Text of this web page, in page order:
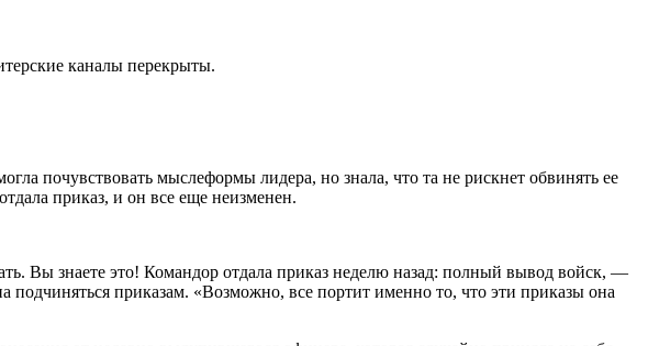
каналы перекрыты.
почувствовать мыслеформы лидера, но знала, что та не рискнет обвинять ее
приказ, и он все еще неизменен.
Вы знаете это! Командор отдала приказ неделю назад: полный вывод войск, —
приказам. «Возможно, все портит именно то, что эти приказы она